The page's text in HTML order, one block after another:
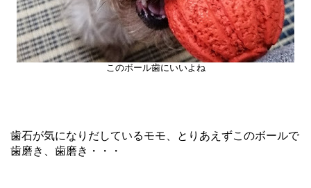
このボール歯にいいよね
歯石が気になりだしているモモ、とりあえずこのボールで
歯磨き、歯磨き・・・